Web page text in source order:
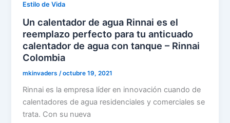
Estilo de Vida
Un calentador de agua Rinnai es el
reemplazo perfecto para tu anticuado
calentador de agua con tanque – Rinnai
Colombia
mkinvaders /octubre 19, 2021
Rinnai es la empresa líder en innovación cuando de
calentadores de agua residenciales y comerciales se
trata. Con su nueva